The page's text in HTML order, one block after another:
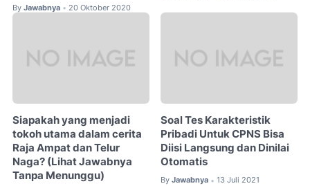
By Jawabnya • 20 Oktober 2020
Siapakah yang menjadi
tokoh utama dalam cerita
Raja Ampat dan Telur
Naga? (Lihat Jawabnya
Tanpa Menunggu)
Soal Tes Karakteristik
Pribadi Untuk CPNS Bisa
Diisi Langsung dan Dinilai
Otomatis
By Jawabnya • 13 Juli 2021